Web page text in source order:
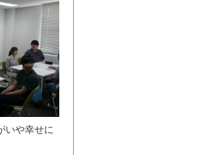
いや幸せに